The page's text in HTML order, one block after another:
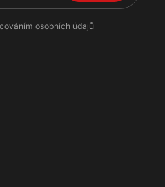
osobních údajů